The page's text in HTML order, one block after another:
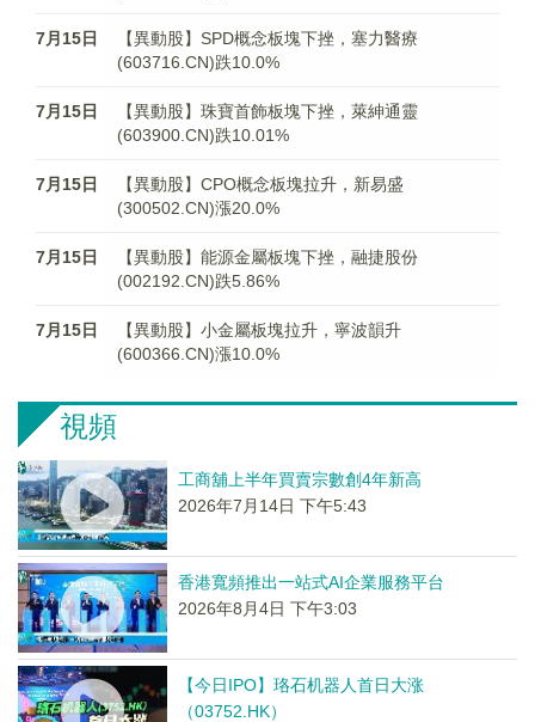
7月15日
【異動股】SPD概念板塊下挫，塞力醫療
(603716.CN)跌10.0%
7月15日
【異動股】珠寶首飾板塊下挫，萊紳通靈
(603900.CN)跌10.01%
7月15日
【異動股】CPO概念板塊拉升，新易盛
(300502.CN)漲20.0%
7月15日
【異動股】能源金屬板塊下挫，融捷股份
(002192.CN)跌5.86%
7月15日
【異動股】小金屬板塊拉升，寧波韻升
(600366.CN)漲10.0%
視頻
工商舖上半年買賣宗數創4年新高
2026年7月14日 下午5:43
香港寬頻推出一站式AI企業服務平台
2026年8月4日 下午3:03
【今日IPO】珞石机器人首日大涨
（03752.HK）